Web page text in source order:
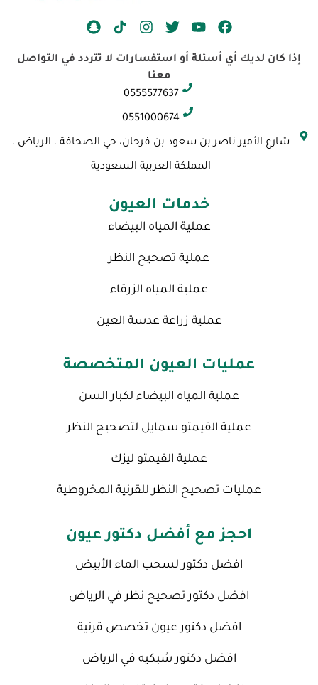
F
c
Y
u
u
b
T
i
t
t
r
I
s
a
r
m
S
a
إذا كان لديك أي أسئلة أو استفسارات لا تتردد في التواصل
معنا
0555577637
0551000674
شارع الأمير ناصر بن سعود بن فرحان، حي الصحافة ، الرياض ،
المملكة العربية السعودية
خدمات العيون
عملية المياه البيضاء
عملية تصحيح النظر
عملية المياه الزرقاء
عملية زراعة عدسة العين
عمليات العيون المتخصصة
عملية المياه البيضاء لكبار السن
عملية الفيمتو سمايل لتصحيح النظر
عملية الفيمتو ليزك
عمليات تصحيح النظر للقرنية المخروطية
احجز مع أفضل دكتور عيون
افضل دكتور لسحب الماء الأبيض
افضل دكتور تصحيح نظر في الرياض
افضل دكتور عيون تخصص قرنية
افضل دكتور شبكيه في الرياض